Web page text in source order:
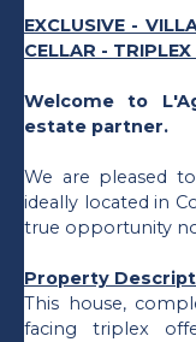
EXCLUSIVE -
CELLAR -
Welcome to
estate partner.
We are pleased
ideally located in
true opportunity
Property
This house,
facing triplex